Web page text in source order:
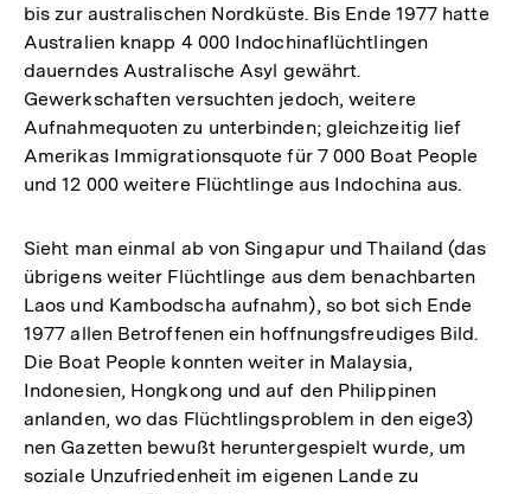
bis zur australischen Nordküste. Bis Ende 1977 hatte
Australien knapp 4 000 Indochinaflüchtlingen
dauerndes Australische Asyl gewährt.
Gewerkschaften versuchten jedoch, weitere
Aufnahmequoten zu unterbinden; gleichzeitig lief
Amerikas Immigrationsquote für 7 000 Boat People
und 12 000 weitere Flüchtlinge aus Indochina aus.
Sieht man einmal ab von Singapur und Thailand (das
übrigens weiter Flüchtlinge aus dem benachbarten
Laos und Kambodscha aufnahm), so bot sich Ende
1977 allen Betroffenen ein hoffnungsfreudiges Bild.
Die Boat People konnten weiter in Malaysia,
Indonesien, Hongkong und auf den Philippinen
anlanden, wo das Flüchtlingsproblem in den eige3)
nen Gazetten bewußt heruntergespielt wurde, um
soziale Unzufriedenheit im eigenen Lande zu